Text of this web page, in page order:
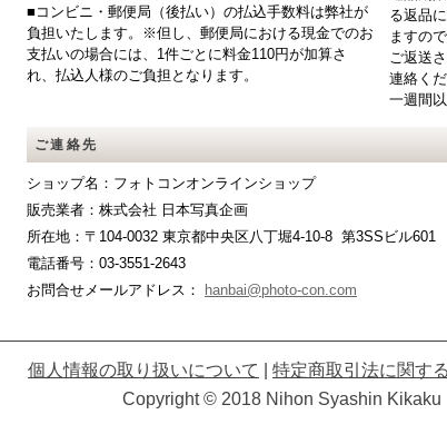
■コンビニ・郵便局（後払い）の払込手数料は弊社が
負担いたします。※但し、郵便局における現金でのお
支払いの場合には、1件ごとに料金110円が加算さ
れ、払込人様のご負担となります。
る返品
ますの
ご返送
連絡く
一週間
ご連絡先
ショップ名：フォトコンオンラインショップ
販売業者：株式会社 日本写真企画
所在地：〒104-0032 東京都中央区八丁堀4-10-8 第3SSビル601
電話番号：03-3551-2643
お問合せメールアドレス：
hanbai@photo-con.com
個人情報の取り扱いについて 特定商取引法に関す
Copyright © 2018 Nihon Syashin Kikaku